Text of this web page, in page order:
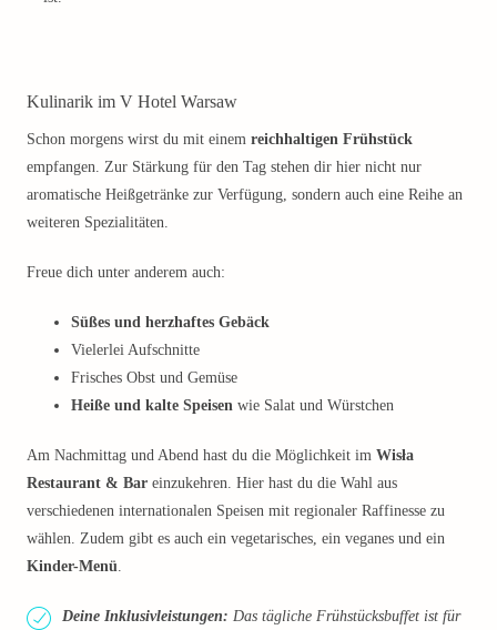
Kulinarik im V Hotel Warsaw
Schon morgens wirst du mit einem reichhaltigen Frühstück
empfangen. Zur Stärkung für den Tag stehen dir hier nicht nur
aromatische Heißgetränke zur Verfügung, sondern auch eine Reihe an
weiteren Spezialitäten.
Freue dich unter anderem auch:
Süßes und herzhaftes Gebäck
Vielerlei Aufschnitte
Frisches Obst und Gemüse
Heiße und kalte Speisen wie Salat und Würstchen
Am Nachmittag und Abend hast du die Möglichkeit im Wisła
Restaurant & Bar einzukehren. Hier hast du die Wahl aus
verschiedenen internationalen Speisen mit regionaler Raffinesse zu
wählen. Zudem gibt es auch ein vegetarisches, ein veganes und ein
Kinder-Menü.
Deine Inklusivleistungen: Das tägliche Frühstücksbuffet ist für